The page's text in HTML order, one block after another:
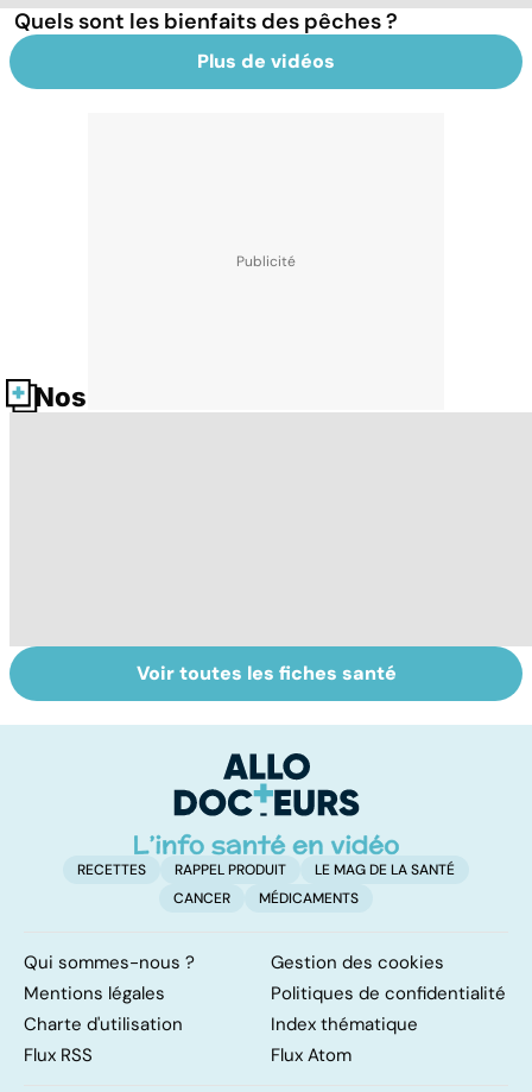
Quels sont les bienfaits des pêches ?
Plus de vidéos
Nos fiches santé
Le magnésium,
un oligo-élément
Intestin irritable :
le régime
solution ?
Voir toutes les fiches santé
RECETTES RAPPEL PRODUIT
LE MAG DE LA SANTÉ
CANCER
MÉDICAMENTS
Qui sommes-nous ?
Gestion des cookies
Mentions légales
Politiques de confidentialité
Charte d'utilisation
Index thématique
Flux RSS
Flux Atom